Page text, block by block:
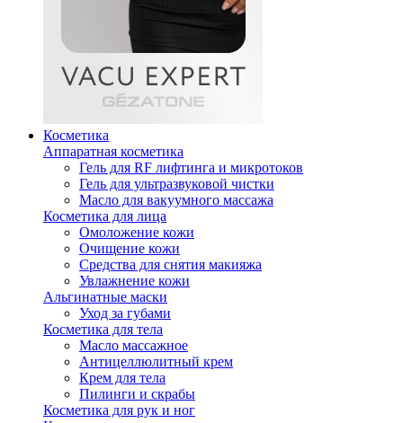
Косметика
Аппаратная косметика
Гель для RF лифтинга и микротоков
Гель для ультразвуковой чистки
Масло для вакуумного массажа
Косметика для лица
Омоложение кожи
Очищение кожи
Средства для снятия макияжа
Увлажнение кожи
Альгинатные маски
Уход за губами
Косметика для тела
Масло массажное
Антицеллюлитный крем
Крем для тела
Пилинги и скрабы
Косметика для рук и ног